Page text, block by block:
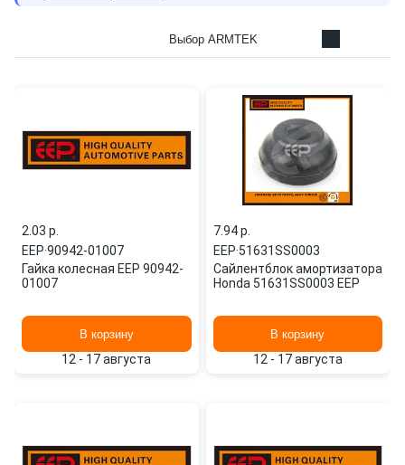
Выбор ARMTEK
2.03 p.
EEP·90942-01007
Гайка колесная EEP 90942-
01007
В корзину
12 - 17 августа
7.94 p.
EEP·51631SS0003
Сайлентблок амортизатора
Honda 51631SS0003 EEP
В корзину
12 - 17 августа